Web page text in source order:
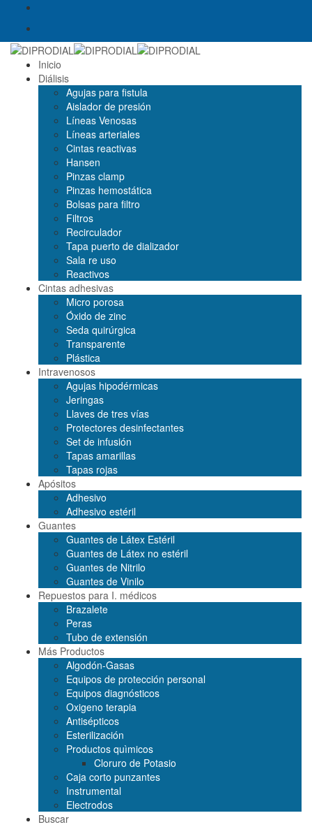
Inicio
Diálisis
Agujas para fistula
Aislador de presión
Líneas Venosas
Líneas arteriales
Cintas reactivas
Hansen
Pinzas clamp
Pinzas hemostática
Bolsas para filtro
Filtros
Recirculador
Tapa puerto de dializador
Sala re uso
Reactivos
Cintas adhesivas
Micro porosa
Óxido de zinc
Seda quirúrgica
Transparente
Plástica
Intravenosos
Agujas hipodérmicas
Jeringas
Llaves de tres vías
Protectores desinfectantes
Set de infusión
Tapas amarillas
Tapas rojas
Apósitos
Adhesivo
Adhesivo estéril
Guantes
Guantes de Látex Estéril
Guantes de Látex no estéril
Guantes de Nitrilo
Guantes de Vinilo
Repuestos para I. médicos
Brazalete
Peras
Tubo de extensión
Más Productos
Algodón-Gasas
Equipos de protección personal
Equipos diagnósticos
Oxigeno terapia
Antisépticos
Esterilización
Productos quìmicos
Cloruro de Potasio
Caja corto punzantes
Instrumental
Electrodos
Buscar